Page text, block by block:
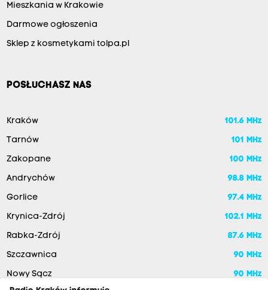
Mieszkania w Krakowie
Darmowe ogłoszenia
Sklep z kosmetykami tolpa.pl
POSŁUCHASZ NAS
Kraków 101.6 MHz
Tarnów 101 MHz
Zakopane 100 MHz
Andrychów 98.8 MHz
Gorlice 97.4 MHz
Krynica-Zdrój 102.1 MHz
Rabka-Zdrój 87.6 MHz
Szczawnica 90 MHz
Nowy Sącz
90 MHz